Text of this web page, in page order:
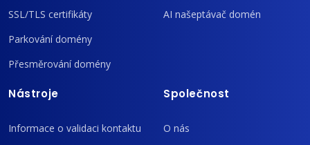
SSL/TLS certifikáty
Parkování domény
Přesměrování domény
AI našeptávač domén
Nástroje
Informace o validaci kontaktu
Společnost
O nás